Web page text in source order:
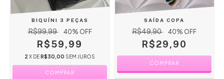
BIQUÍNI 3 PEÇAS
R$99,99 40% OFF
R$59,99
2 X DE R$30,00 SEM JUROS
COMPRAR
SAÍDA COPA
R$49,90 40% OFF
R$29,90
COMPRAR